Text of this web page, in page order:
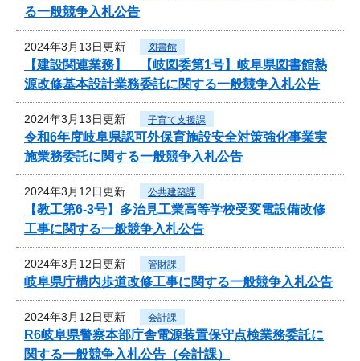
る一般競争入札公告
2024年3月13日更新 図書館
【建設関連業務】 【岐図委第1号】岐阜県図書館熱
源改修基本設計業務委託に関する一般競争入札公告
2024年3月13日更新 子育て支援課
令和6年度岐阜県認可外保育施設安全対策強化事業実
施業務委託に関する一般競争入札公告
2024年3月12日更新 公共建築課
【教工第6-3号】多治見工業高等学校受変電設備改修
工事に関する一般競争入札公告
2024年3月12日更新 管財課
岐阜県庁構内歩道改修工事に関する一般競争入札公告
2024年3月12日更新 会計課
R6岐阜県警察本部庁舎電源装置保守点検業務委託に
関する一般競争入札公告（会計課）